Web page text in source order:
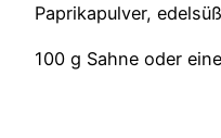
Paprikapulver, edelsüß
100 g Sahne oder